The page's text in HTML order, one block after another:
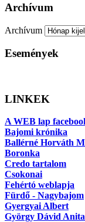
Archívum
Archívum
Események
LINKEK
A WEB lap
Bajomi krónika
Ballérné Horváth
Boronka
Credo tartalom
Csokonai
Fehértó weblapja
Fürdő - Nagybajom
Gyergyai Albert
György Dávid